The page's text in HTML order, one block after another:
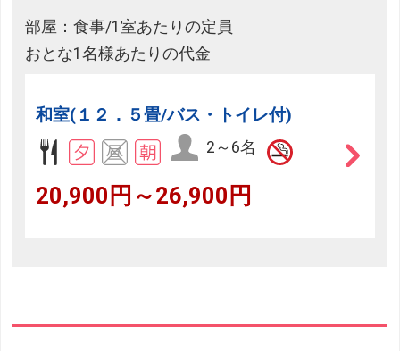
部屋：食事/1室あたりの定員
おとな1名様あたりの代金
和室(１２．５畳/バス・トイレ付)
2～6名
20,900円～26,900円